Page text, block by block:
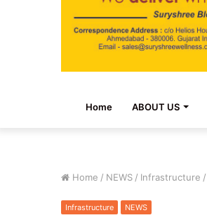
Home ABOUT US
Home / NEWS / Infrastructure /
Infrastructure NEWS